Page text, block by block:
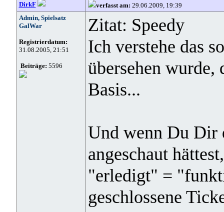
DirkF verfasst am: 29.06.2009, 19:39
Admin, Spielsatz
GalWar
Registrierdatum:
31.08.2005, 21:51
Beiträge: 5596
Zitat: Speedy
Ich verstehe das
übersehen wurde,
Basis...
Und wenn Du Dir
angeschaut
"erledigt" =
geschlossene